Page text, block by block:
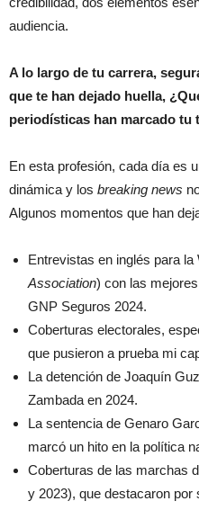
audiencia.
A lo largo de tu carrera,
que te han dejado huella,
periodísticas han marcado tu
En esta profesión, cada día es
dinámica y los breaking news
Algunos momentos que han
Entrevistas en inglés para la
Association) con las
GNP Seguros 2024.
Coberturas electorales,
que pusieron a prueba mi
La detención de Joaquín
Zambada en 2024.
La sentencia de Genaro
marcó un hito en la política
Coberturas de las marchas
y 2023), que destacaron